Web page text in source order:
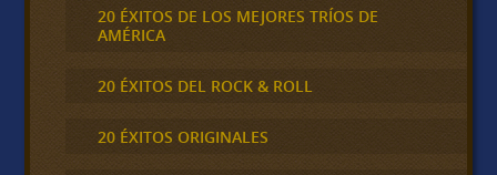
20 ÉXITOS DE LOS MEJORES TRÍOS DE
AMÉRICA
20 ÉXITOS DEL ROCK & ROLL
20 ÉXITOS ORIGINALES